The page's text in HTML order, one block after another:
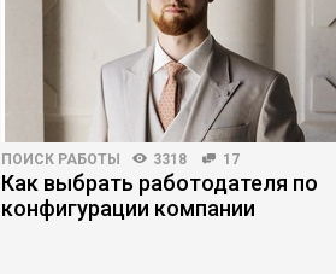
ПОИСК РАБОТЫ 3318 17
Как выбрать работодателя по
конфигурации компании